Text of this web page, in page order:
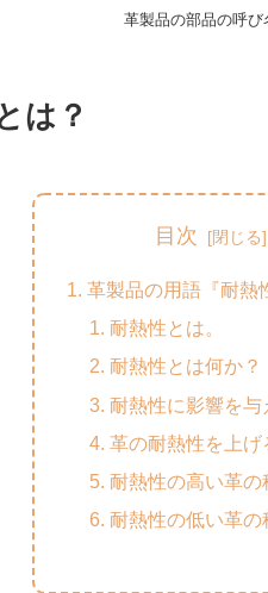
革製品の部品の呼
は？
目次
革製品の用語『耐熱
耐熱性とは。
耐熱性とは何か？
耐熱性に影響を与
革の耐熱性を上げ
耐熱性の高い革の
耐熱性の低い革の